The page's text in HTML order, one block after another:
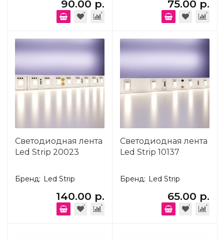
90.00 р. 75.00 р.
Светодиодная лента
Led Strip 20023
Бренд: Led Strip
140.00 р.
Светодиодная лента
Led Strip 10137
Бренд: Led Strip
65.00 р.